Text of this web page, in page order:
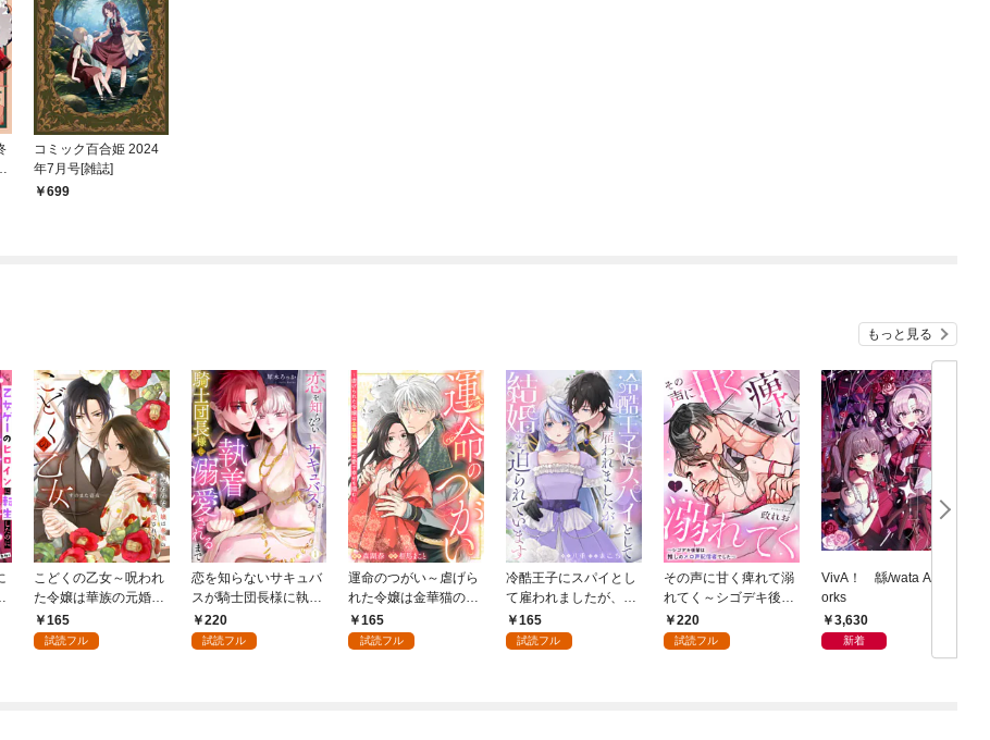
コミック百合姫 2024
年7月号[雑誌]
699
もっと見る
こどくの乙女～呪われ
た令嬢は華族の元婚約
者に溺愛される～: 1
165
試読フル
恋を知らないサキュバ
スが騎士団長様に執着
溺愛されるまで: 1
220
試読フル
運命のつがい～虐げら
れた令嬢は金華猫の一
途な愛で幸せを掴む～:
1
165
試読フル
冷酷王子にスパイとし
て雇われましたが、結
婚を迫られています: 1
165
試読フル
その声に甘く痺れて溺
れてく～シゴデキ後輩
は推しのメロ声配信者
でした～: 1
220
試読フル
VivA！ 緜/wata Art W
orks
3,630
新着